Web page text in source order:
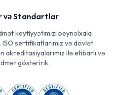
Standartlar
keyfiyyətimizi beynəlxalq
sertifikatlarımız və dövlət
akreditasiyalarımız ilə etibarlı və
göstəririk.